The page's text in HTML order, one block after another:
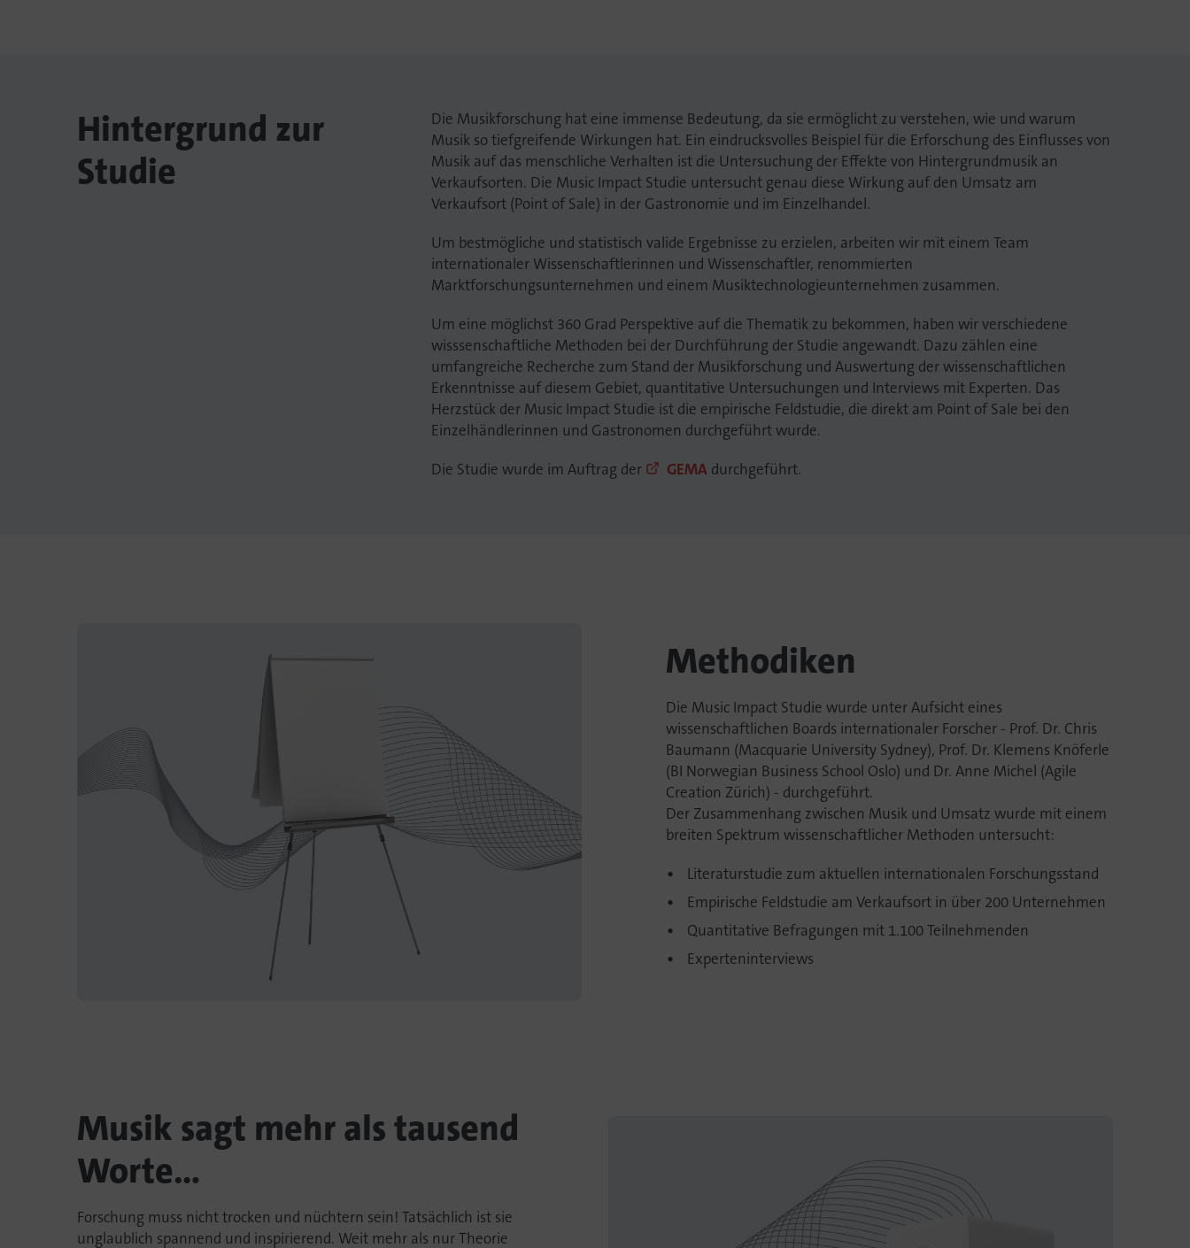
Hintergrund zur
Studie
Die Musikforschung hat eine immense Bedeutung, da sie ermöglicht zu verstehen, wie und warum
Musik so tiefgreifende Wirkungen hat. Ein eindrucksvolles Beispiel für die Erforschung des Einflusses von
Musik auf das menschliche Verhalten ist die Untersuchung der Effekte von Hintergrundmusik an
Verkaufsorten. Die Music Impact Studie untersucht genau diese Wirkung auf den Umsatz am
Verkaufsort (Point of Sale) in der Gastronomie und im Einzelhandel.
Um bestmögliche und statistisch valide Ergebnisse zu erzielen, arbeiten wir mit einem Team
internationaler Wissenschaftlerinnen und Wissenschaftler, renommierten
Marktforschungsunternehmen und einem Musiktechnologieunternehmen zusammen.
Um eine möglichst 360 Grad Perspektive auf die Thematik zu bekommen, haben wir verschiedene
wisssenschaftliche Methoden bei der Durchführung der Studie angewandt. Dazu zählen eine
umfangreiche Recherche zum Stand der Musikforschung und Auswertung der wissenschaftlichen
Erkenntnisse auf diesem Gebiet, quantitative Untersuchungen und Interviews mit Experten. Das
Herzstück der Music Impact Studie ist die empirische Feldstudie, die direkt am Point of Sale bei den
Einzelhändlerinnen und Gastronomen durchgeführt wurde.
Die Studie wurde im Auftrag der
GEMA durchgeführt.
Methodiken
Die Music Impact Studie wurde unter Aufsicht eines
wissenschaftlichen Boards internationaler Forscher - Prof. Dr. Chris
Baumann (Macquarie University Sydney), Prof. Dr. Klemens Knöferle
(BI Norwegian Business School Oslo) und Dr. Anne Michel (Agile
Creation Zürich) - durchgeführt.
Der Zusammenhang zwischen Musik und Umsatz wurde mit einem
breiten Spektrum wissenschaftlicher Methoden untersucht:
Literaturstudie zum aktuellen internationalen Forschungsstand
Empirische Feldstudie am Verkaufsort in über 200 Unternehmen
Quantitative Befragungen mit 1.100 Teilnehmenden
Experteninterviews
Musik sagt mehr als tausend
Worte...
Forschung muss nicht trocken und nüchtern sein! Tatsächlich ist sie
unglaublich spannend und inspirierend. Weit mehr als nur Theorie